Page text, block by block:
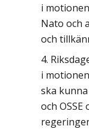
i
Nato och
och
i
ska
och